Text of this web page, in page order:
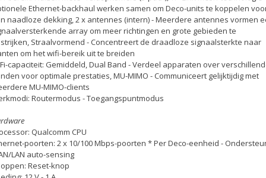
Ethernet-backhaul werken samen om Deco-units te koppelen
naadloze dekking, 2 x antennes (intern) - Meerdere antennes vormen
array om meer richtingen en grote gebieden te
Straalvormend - Concentreert de draadloze signaalsterkte naar
om het wifi-bereik uit te breiden
capaciteit: Gemiddeld, Dual Band - Verdeel apparaten over
voor optimale prestaties, MU-MIMO - Communiceert gelijktijdig met
MU-MIMO-clients
Routermodus - Toegangspuntmodus
Qualcomm CPU
poorten: 2 x 10/100 Mbps-poorten * Per Deco-eenheid -
LAN auto-sensing
Reset-knop